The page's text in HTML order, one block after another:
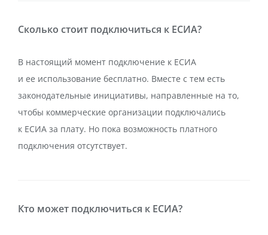
Сколько стоит подключиться к ЕСИА?
В настоящий момент подключение к ЕСИА
и ее использование бесплатно. Вместе с тем есть
законодательные инициативы, направленные на то,
чтобы коммерческие организации подключались
к ЕСИА за плату. Но пока возможность платного
подключения отсутствует.
Кто может подключиться к ЕСИА?